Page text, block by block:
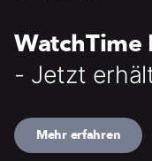
- Jetzt
Mehr erfahren